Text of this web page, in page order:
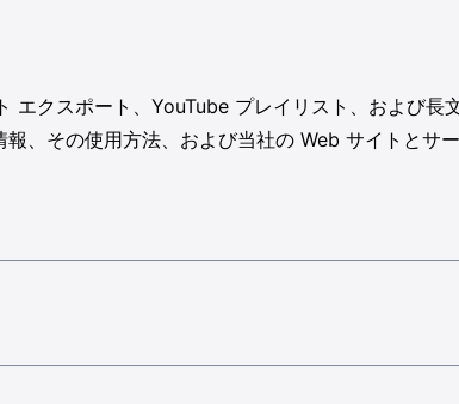
クスポート、YouTube プレイリスト、および
、その使用方法、および当社の Web サイトとサ